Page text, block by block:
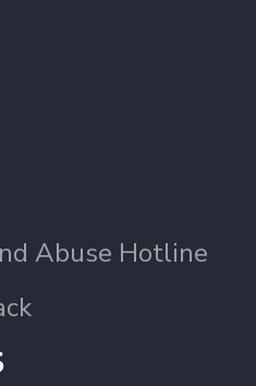
Abuse Hotline